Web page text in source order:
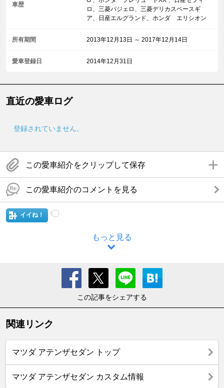
車歴
ロ、三菱パジェロ、三菱デリカスペースギ
ア、日産エルグランド、ホンダ エリシオン
所有期間 2013年12月13日 ～ 2017年12月14日
愛車登録日 2014年12月31日
直近の愛車ログ
登録されていません。
この愛車紹介をクリップして保存
この愛車紹介のコメントを見る
イイね！
もっと見る
この記事をシェアする
関連リンク
マツダ アテンザセダン トップ
マツダ アテンザセダン カスタム情報